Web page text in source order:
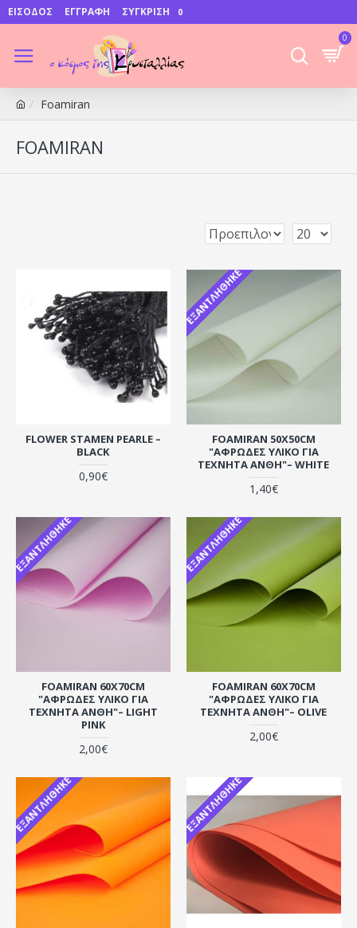
ΕΊΣΟΔΟΣ ΕΓΓΡΑΦΉ ΣΎΓΚΡΙΣΗ 0
0
Foamiran
FOAMIRAN
FLOWER STAMEN PEARLE –
BLACK
0,90€
ΕΞΑΝΤΛΉΘΗΚΕ
FOAMIRAN 50X50CM
"ΑΦΡΏΔΕΣ ΥΛΙΚΌ ΓΙΑ
ΤΕΧΝΗΤΆ ΆΝΘΗ"– WHITE
1,40€
ΕΞΑΝΤΛΉΘΗΚΕ
FOAMIRAN 60X70CM
"ΑΦΡΏΔΕΣ ΥΛΙΚΌ ΓΙΑ
ΤΕΧΝΗΤΆ ΆΝΘΗ"– LIGHT
PINK
2,00€
ΕΞΑΝΤΛΉΘΗΚΕ
FOAMIRAN 60X70CM
"ΑΦΡΏΔΕΣ ΥΛΙΚΌ ΓΙΑ
ΤΕΧΝΗΤΆ ΆΝΘΗ"– OLIVE
2,00€
ΕΞΑΝΤΛΉΘΗΚΕ ΕΞΑΝΤΛΉΘΗΚΕ